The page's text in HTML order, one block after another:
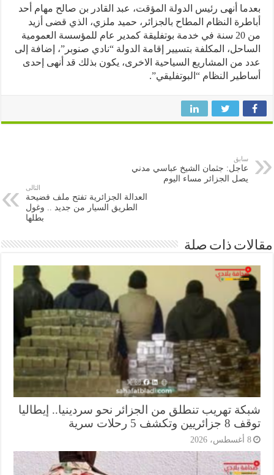
أنهى رئيس الدولة المؤقت، عبد القادر بن صالح مهام أحد
النظام المطاح بالجزائر، حميد ملزي، الذي قضى أزيد
من 20 سنة في خدمة بوتفليقة كمدير عام للمؤسسة العمومية
المكلفة بتسيير إقامة الدولة “نادي صنوبر”، إضافة إلى
من المشاريع السياحية الاخرى، يكون بذلك قد أنهى إحدى
النظام “البوتفليقي”.
عاجل: جثمان الشيخ عباسي مدني
يصل الجزائر مساء اليوم
العدالة الجزائرية تفتح ملف فضيحة
الطريق السيار من جديد .. وغول
ذات صلة
تهريب تنطلق من الجزائر نحو سردينيا.. إيطاليا
وتكشف 5 رحلات سرية